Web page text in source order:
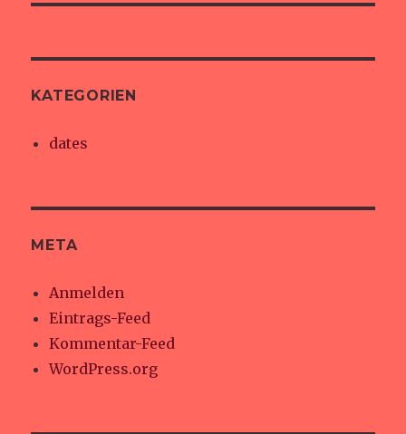
KATEGORIEN
dates
META
Anmelden
Eintrags-Feed
Kommentar-Feed
WordPress.org